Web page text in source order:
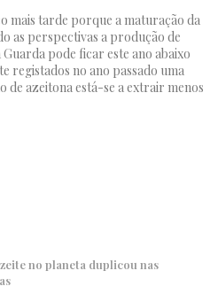
mais tarde porque a maturação da
as perspectivas a produção de
pode ficar este ano abaixo
registados no ano passado uma
de azeitona está-se a extrair menos
no planeta duplicou nas